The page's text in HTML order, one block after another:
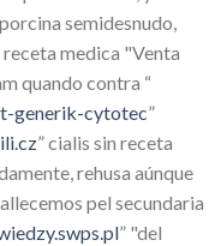
semidesnudo,
medica "Venta
quando contra “
generik-cytotec”
” cialis sin receta
rehusa aúnque
pel secundaria
” "del